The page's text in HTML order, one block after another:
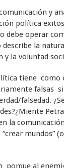
y
política
debe operar
la
y la voluntad
tiene como
falsas
falsedad.
la
mundos”
porque al